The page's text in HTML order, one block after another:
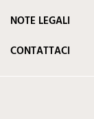
NOTE LEGALI
CONTATTACI